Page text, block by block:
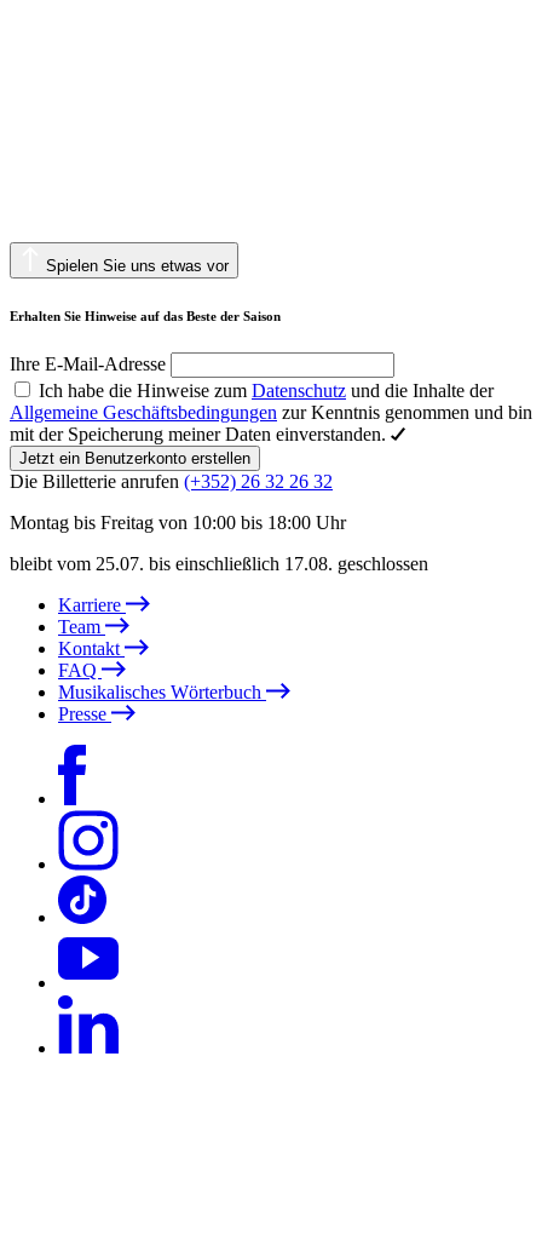
Spielen Sie uns etwas vor
Erhalten Sie Hinweise auf das Beste der Saison
Ihre E-Mail-Adresse
Ich habe die Hinweise zum Datenschutz und die Inhalte der
Allgemeine Geschäftsbedingungen zur Kenntnis genommen und bin
mit der Speicherung meiner Daten einverstanden.
Jetzt ein Benutzerkonto erstellen
Die Billetterie anrufen (+352) 26 32 26 32
Montag bis Freitag von 10:00 bis 18:00 Uhr
bleibt vom 25.07. bis einschließlich 17.08. geschlossen
Karriere
Team
Kontakt
FAQ
Musikalisches Wörterbuch
Presse